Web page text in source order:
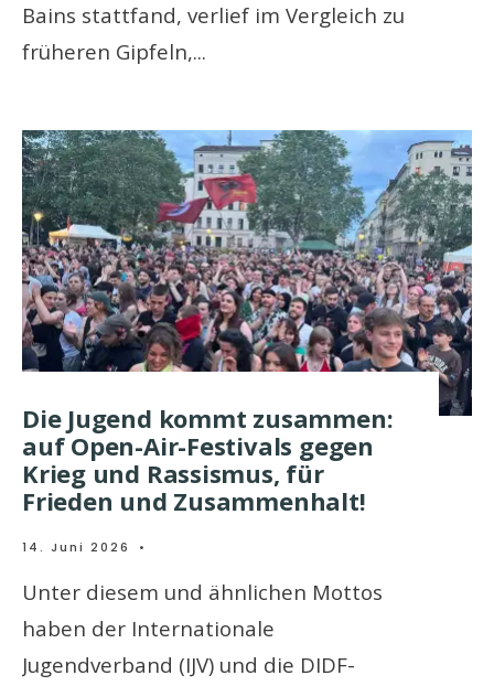
Bains stattfand, verlief im Vergleich zu
früheren Gipfeln,...
Die Jugend kommt zusammen:
auf Open-Air-Festivals gegen
Krieg und Rassismus, für
Frieden und Zusammenhalt!
14. Juni 2026 •
Unter diesem und ähnlichen Mottos
haben der Internationale
Jugendverband (IJV) und die DIDF-